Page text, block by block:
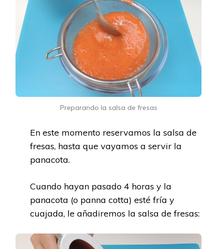
Preparando la salsa de fresas
En este momento reservamos la salsa de
fresas, hasta que vayamos a servir la
panacota.
Cuando hayan pasado 4 horas y la
panacota (o panna cotta) esté fría y
cuajada, le añadiremos la salsa de fresas: